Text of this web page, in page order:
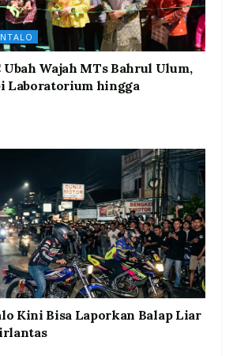
Wajah MTs Bahrul Ulum,
Laboratorium hingga
Kini Bisa Laporkan Balap Liar